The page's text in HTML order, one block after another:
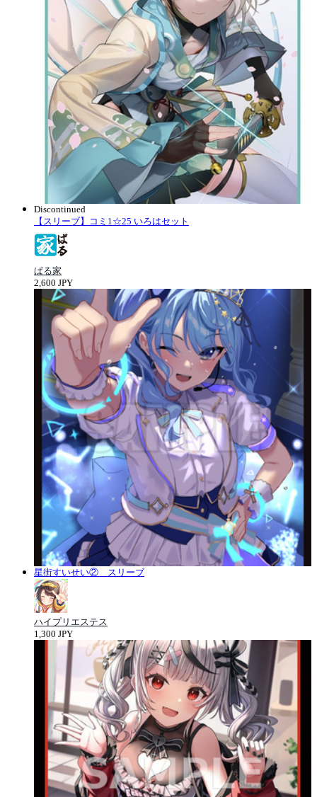
Discontinued
【スリーブ】コミ1☆25 いろはセット
ぱる家
2,600 JPY
星街すいせい② スリーブ
ハイプリエステス
1,300 JPY